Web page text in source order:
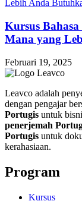
Kursus
Mana yang
Februari 19, 2025
Leavco adalah
dengan pengajar
Portugis untuk
penerjemah
Portugis untuk
kerahasiaan.
Program
Kursus